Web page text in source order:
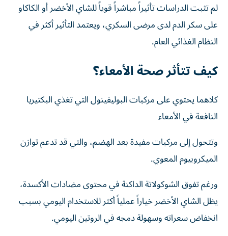
لم تثبت الدراسات تأثيراً مباشراً قوياً للشاي الأخضر أو الكاكاو
على سكر الدم لدى مرضى السكري، ويعتمد التأثير أكثر في
النظام الغذائي العام.
كيف تتأثر صحة الأمعاء؟
كلاهما يحتوي على مركبات البوليفينول التي تغذي البكتيريا
النافعة في الأمعاء
وتتحول إلى مركبات مفيدة بعد الهضم، والتي قد تدعم توازن
الميكروبيوم المعوي.
ورغم تفوق الشوكولاتة الداكنة في محتوى مضادات الأكسدة،
يظل الشاي الأخضر خياراً عملياً أكثر للاستخدام اليومي بسبب
انخفاض سعراته وسهولة دمجه في الروتين اليومي.